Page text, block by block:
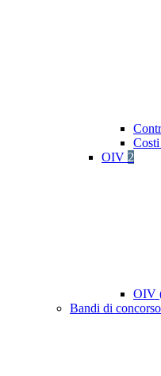
OIV 2
OIV
Bandi di concorso